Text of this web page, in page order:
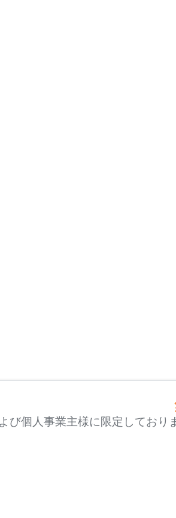
個人事業主様に限定しており